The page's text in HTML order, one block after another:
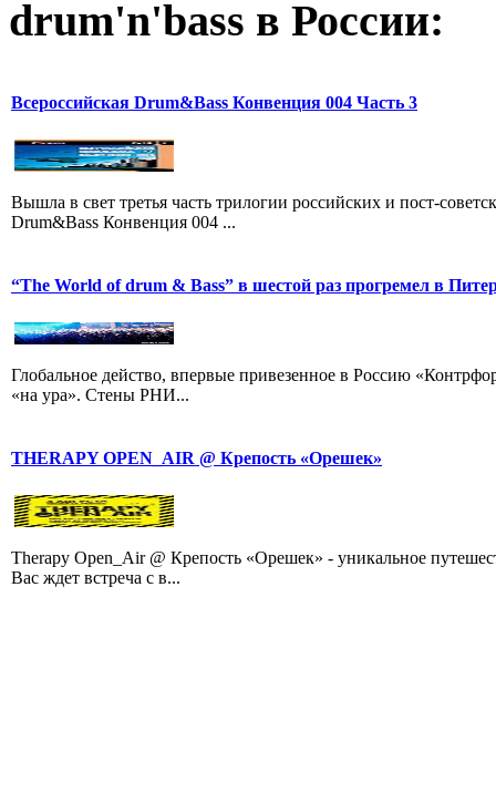
drum'n'bass в России:
Всероссийская Drum&Bass Конвенция 004 Часть 3
Вышла в свет третья часть трилогии российских и пост-
Drum&Bass Конвенция 004 ...
“The World of drum & Bass” в шестой раз прогремел в
Глобальное действо, впервые привезенное в Россию
«на ура». Стены РНИ...
THERAPY OPEN_AIR @ Крепость «Орешек»
Therapy Open_Air @ Крепость «Орешек» - уникальное
Вас ждет встреча с в...